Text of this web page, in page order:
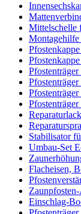
Mittelschelle
Montagehilfe
Stabilisator
Umbau-Set
Flacheisen,
Einschlag-